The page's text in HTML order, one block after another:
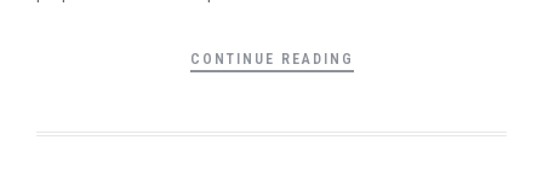
CONTINUE READING